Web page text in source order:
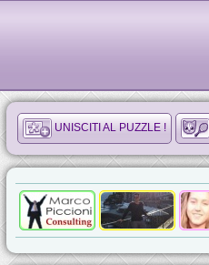
UNISCITI AL PUZZLE !